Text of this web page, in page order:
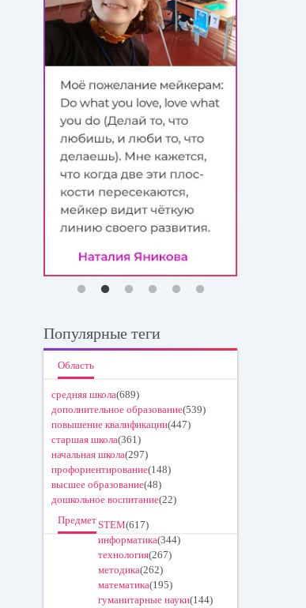
Популярные теги
Область
средняя школа(689)
дополнительное образование(539)
повышение квалификации(447)
старшая школа(361)
начальная школа(297)
профориентирование(148)
высшее образование(48)
дошкольное воспитание(22)
ПредметSTEM(617)
информатика(344)
технология(267)
методика(262)
математика(195)
гуманитарные науки(144)